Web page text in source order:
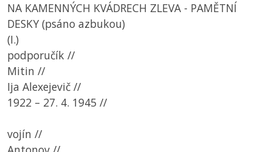
NA KAMENNÝCH KVÁDRECH ZLEVA - PAMĚTNÍ
DESKY (psáno azbukou)
(I.)
podporučík //
Mitin //
Ija Alexejevič //
1922 – 27. 4. 1945 //
vojín //